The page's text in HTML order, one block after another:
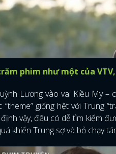
phim như một của
Lương vào vai Kiều My –
giống hệt với Trung
vậy, đâu có dễ tìm kiếm
khiến Trung sợ và bỏ chạy